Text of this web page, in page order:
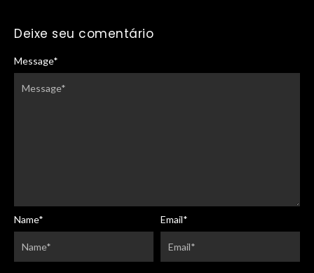
Deixe seu comentário
Message*
Name* Email*